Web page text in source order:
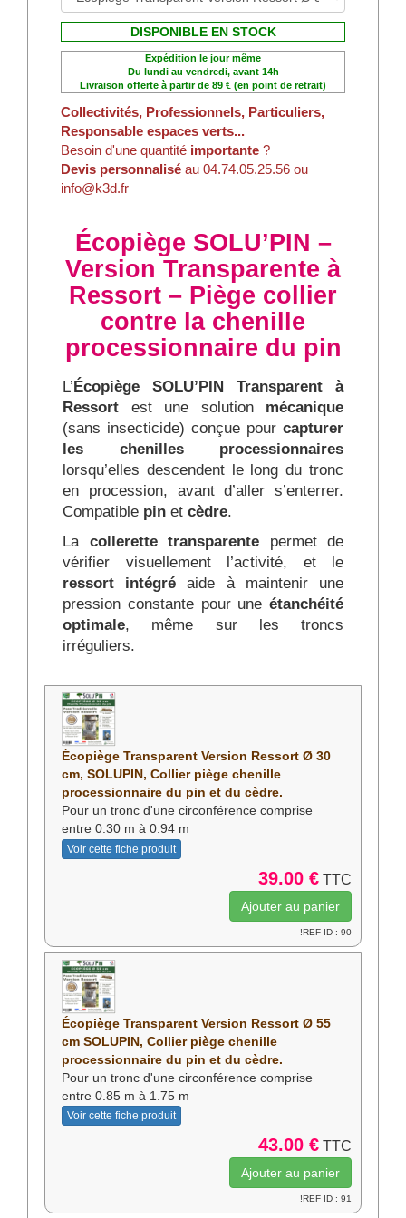
des nids.
Nichoirs à mésanges: favoriser
les prédateurs naturels des chenilles.
Abris à chauves-souris: les
chauves-souris consomment de
grandes quantités de papillons de
nuit, dont ceux à l’origine des
chenilles processionnaires.
adapté à la chenille processionnaire du
chêne.
Faire appel à un professionnel
En cas d’infestation importante, vous
pouvez consulterdes entreprises
spécialiséescapables d’intervenir en
toute sécurité.
Agir tôt permet de protéger durablement
vos arbres, votre environnement et vos
proches.
FAQ – Chenilles
processionnaires du pin :
sécurité et prévention
Les chenilles processionnaires
sont-elles dangereuses pour les
chiens ?
processionnaires du pin peuvent provoquer
de graves réactions chez les chiens,
notamment au niveau de la langue, du
museau et des voies respiratoires. Le
risque est particulièrement élevé lors des
périodes de descente au sol. Installer un
écopiège permet de limiter fortement la
présence des chenilles dans les zones
Peut-on installer un écopiège
près d’une école ou d’une aire de
jeux ?
Oui. L’écopiège est une solution
mécanique, sans insecticide, parfaitement
adaptée aux zones sensibles comme les
écoles, crèches, parcs et jardins publics.
En interceptant les chenilles avant leur
dispersion, il contribue à sécuriser
durablement les espaces fréquentés par
les enfants.
Les jardins publics sont-ils
particulièrement exposés aux
chenilles processionnaires ?
DISPONIBLE EN STOCK
Expédition le jour même
Du lundi au vendredi, avant 14h
Livraison offerte à partir de 89 € (en point de retrait)
Collectivités, Professionnels, Particuliers,
Responsable espaces verts...
Besoin d'une quantité importante ?
Devis personnalisé au 04.74.05.25.56 ou
info@k3d.fr
Écopiège SOLU’PIN –
Version Transparente à
Ressort – Piège collier
contre la chenille
processionnaire du pin
L’ Écopiège SOLU’PIN Transparent à
Ressort est une solution mécanique
(sans insecticide) conçue pour capturer
les chenilles processionnaires
lorsqu’elles descendent le long du tronc
en procession, avant d’aller s’enterrer.
Compatible pin et cèdre.
La collerette transparente permet de
vérifier visuellement l’activité, et le
ressort intégré aide à maintenir une
pression constante pour une étanchéité
optimale, même sur les troncs
irréguliers.
Écopiège Transparent Version Ressort Ø 30
cm, SOLUPIN, Collier piège chenille
processionnaire du pin et du cèdre.
Pour un tronc d'une circonférence comprise
entre 0.30 m à 0.94 m
Voir cette fiche produit
39.00 € TTC
!REF ID : 90
Écopiège Transparent Version Ressort Ø 55
cm SOLUPIN, Collier piège chenille
processionnaire du pin et du cèdre.
Pour un tronc d'une circonférence comprise
entre 0.85 m à 1.75 m
Voir cette fiche produit
43.00 € TTC
!REF ID : 91